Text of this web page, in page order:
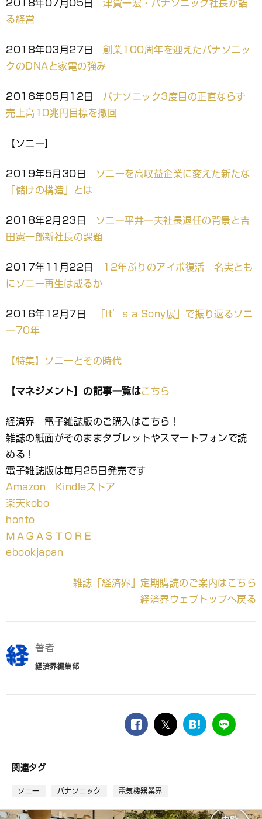
2018年07月05日 津賀一宏・パナソニック社長が語
る経営
2018年03月27日 創業100周年を迎えたパナソニッ
クのDNAと家電の強み
2016年05月12日 パナソニック3度目の正直ならず
売上高10兆円目標を撤回
【ソニー】
2019年5月30日
ソニーを高収益企業に変えた新たな
「儲けの構造」とは
2018年2月23日
ソニー平井一夫社長退任の背景と吉
田憲一郎新社長の課題
2017年11月22日
12年ぶりのアイボ復活 名実とも
にソニー再生は成るか
2016年12月7日
「It’s a Sony展」で振り返るソニ
ー70年
【特集】ソニーとその時代
【マネジメント】の記事一覧はこちら
経済界 電子雑誌版のご購入はこちら！
雑誌の紙面がそのままタブレットやスマートフォンで読
める！
電子雑誌版は毎月25日発売です
Amazon Kindleストア
楽天kobo
honto
ＭＡＧＡＳＴＯＲＥ
ebookjapan
雑誌「経済界」定期購読のご案内はこちら
経済界ウェブトップへ戻る
著者
経済界編集部
facebook
twitter
は
ー
LINE
関連タグ
ソニー パナソニック 電気機器業界